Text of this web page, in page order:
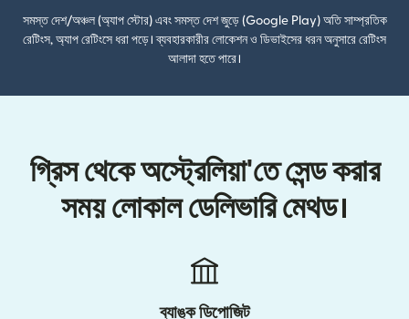
সমস্ত দেশ/অঞ্চল (অ্যাপ স্টোর) এবং সমস্ত দেশ জুড়ে (Google Play) অতি সাম্প্রতিক
রেটিংস, অ্যাপ রেটিংসে ধরা পড়ে। ব্যবহারকারীর লোকেশন ও ডিভাইসের ধরন অনুসারে রেটিংস
আলাদা হতে পারে।
গ্রিস থেকে অস্ট্রেলিয়া'তে সেন্ড করার
সময় লোকাল ডেলিভারি মেথড।
ব্যাঙ্ক ডিপোজিট